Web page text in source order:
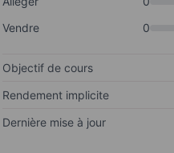
Vendre
0
Objectif de cours
Rendement implicite
Dernière mise à jour